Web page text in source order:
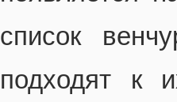
список
подходят к